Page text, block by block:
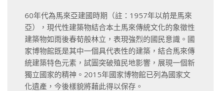
60年代為馬來亞建國時期（註：1957年以前是馬來
亞），現代性建築物結合本土馬來傳統文化的象徵性
建築物如雨後春荀般林立，表現強烈的國民意識。國
家博物館既是其中一個具代表性的建築，結合馬來傳
統建築特色元素，試圖突破殖民地影響，展現一個新
獨立國家的精神。2015年國家博物館已列為國家文
化遺產，今後樣貌將藉此得以保存。